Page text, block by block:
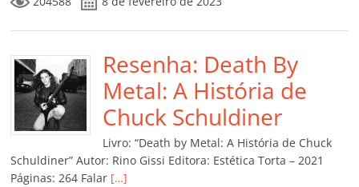
c
e
b
o
o
k
itt
er
ai
l
at
s
A
p
p
k
e
dI
n
o
gl
e
Cl
a
ss
ro
y
Li
n
k
p
ar
til
h
ar
Resenha: Death By
Metal: A História de
Chuck Schuldiner
Livro: “Death by Metal: A História de Chuck
Schuldiner” Autor: Rino Gissi Editora: Estética Torta – 2021
Páginas: 264 Falar […]